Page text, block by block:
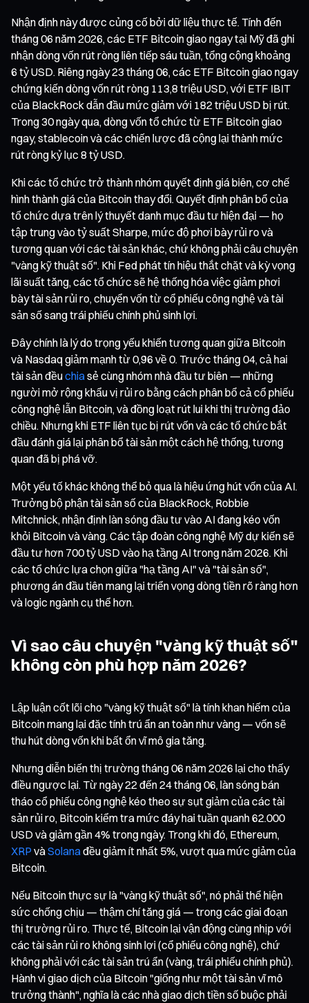
Nhận định này được củng cố bởi dữ liệu thực tế. Tính đến
tháng 06 năm 2026, các ETF Bitcoin giao ngay tại Mỹ đã ghi
nhận dòng vốn rút ròng liên tiếp sáu tuần, tổng cộng khoảng
6 tỷ USD. Riêng ngày 23 tháng 06, các ETF Bitcoin giao ngay
chứng kiến dòng vốn rút ròng 113,8 triệu USD, với ETF IBIT
của BlackRock dẫn đầu mức giảm với 182 triệu USD bị rút.
Trong 30 ngày qua, dòng vốn tổ chức từ ETF Bitcoin giao
ngay, stablecoin và các chiến lược đã cộng lại thành mức
rút ròng kỷ lục 8 tỷ USD.
Khi các tổ chức trở thành nhóm quyết định giá biên, cơ chế
hình thành giá của Bitcoin thay đổi. Quyết định phân bổ của
tổ chức dựa trên lý thuyết danh mục đầu tư hiện đại — họ
tập trung vào tỷ suất Sharpe, mức độ phơi bày rủi ro và
tương quan với các tài sản khác, chứ không phải câu chuyện
"vàng kỹ thuật số". Khi Fed phát tín hiệu thắt chặt và kỳ vọng
lãi suất tăng, các tổ chức sẽ hệ thống hóa việc giảm phơi
bày tài sản rủi ro, chuyển vốn từ cổ phiếu công nghệ và tài
sản số sang trái phiếu chính phủ sinh lợi.
Đây chính là lý do trọng yếu khiến tương quan giữa Bitcoin
và Nasdaq giảm mạnh từ 0,96 về 0. Trước tháng 04, cả hai
tài sản đềuchiasẻ cùng nhóm nhà đầu tư biên — những
người mở rộng khẩu vị rủi ro bằng cách phân bổ cả cổ phiếu
công nghệ lẫn Bitcoin, và đồng loạt rút lui khi thị trường đảo
chiều. Nhưng khi ETF liên tục bị rút vốn và các tổ chức bắt
đầu đánh giá lại phân bổ tài sản một cách hệ thống, tương
quan đã bị phá vỡ.
Một yếu tố khác không thể bỏ qua là hiệu ứng hút vốn của AI.
Trưởng bộ phận tài sản số của BlackRock, Robbie
Mitchnick, nhận định làn sóng đầu tư vào AI đang kéo vốn
khỏi Bitcoin và vàng. Các tập đoàn công nghệ Mỹ dự kiến sẽ
đầu tư hơn 700 tỷ USD vào hạ tầng AI trong năm 2026. Khi
các tổ chức lựa chọn giữa "hạ tầng AI" và "tài sản số",
phương án đầu tiên mang lại triển vọng dòng tiền rõ ràng hơn
và logic ngành cụ thể hơn.
Vì sao câu chuyện "vàng kỹ thuật số"
không còn phù hợp năm 2026?
Lập luận cốt lõi cho "vàng kỹ thuật số" là tính khan hiếm của
Bitcoin mang lại đặc tính trú ẩn an toàn như vàng — vốn sẽ
thu hút dòng vốn khi bất ổn vĩ mô gia tăng.
Nhưng diễn biến thị trường tháng 06 năm 2026 lại cho thấy
điều ngược lại. Từ ngày 22 đến 24 tháng 06, làn sóng bán
tháo cổ phiếu công nghệ kéo theo sự sụt giảm của các tài
sản rủi ro, Bitcoin kiểm tra mức đáy hai tuần quanh 62.000
USD và giảm gần 4% trong ngày. Trong khi đó, Ethereum,
XRP vàSolanađều giảm ít nhất 5%, vượt qua mức giảm của
Bitcoin.
Nếu Bitcoin thực sự là "vàng kỹ thuật số", nó phải thể hiện
sức chống chịu — thậm chí tăng giá — trong các giai đoạn
thị trường rủi ro. Thực tế, Bitcoin lại vận động cùng nhịp với
các tài sản rủi ro không sinh lợi (cổ phiếu công nghệ), chứ
không phải với các tài sản trú ẩn (vàng, trái phiếu chính phủ).
Hành vi giao dịch của Bitcoin "giống như một tài sản vĩ mô
trưởng thành", nghĩa là các nhà giao dịch tiền số buộc phải